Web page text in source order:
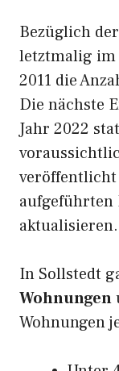
Bezüglich
letztmalig im
2011 die
Die nächste
Jahr 2022
veröffentlicht
aufgeführten
aktualisieren.
In Sollstedt
Wohnungen
Wohnungen